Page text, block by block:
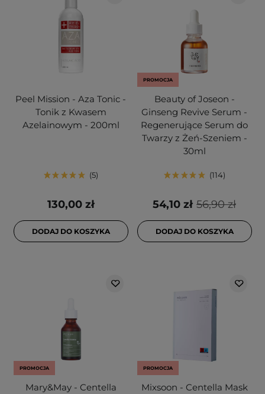
Peel Mission - Aza Tonic -
Tonik z Kwasem
Azelainowym - 200ml
5
130,00 zł
DODAJ DO KOSZYKA
PROMOCJA
Beauty of Joseon -
Ginseng Revive Serum -
Regenerujące Serum do
Twarzy z Żeń-Szeniem -
30ml
114
56,90 zł
54,10 zł
DODAJ DO KOSZYKA
PROMOCJA
Mary&May - Centella
PROMOCJA
Mixsoon - Centella Mask